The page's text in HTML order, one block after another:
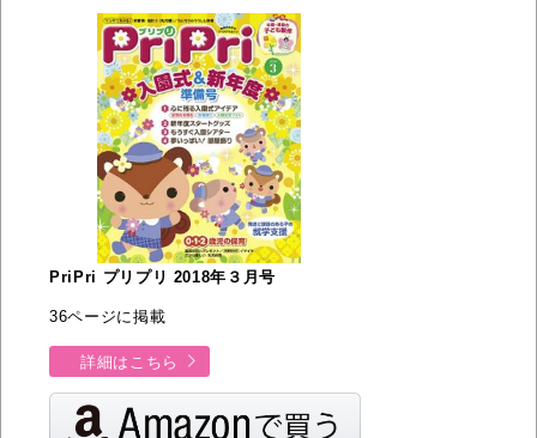
PriPri プリプリ 2018年３月号
36ページに掲載
詳細はこちら